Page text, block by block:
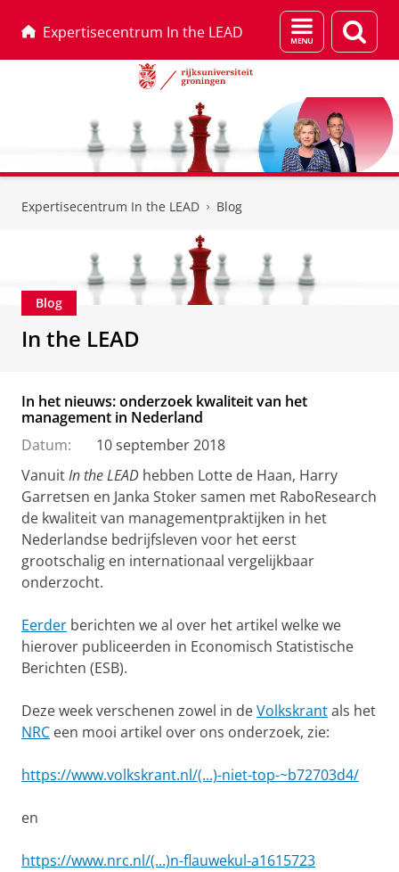
Expertisecentrum In the LEAD
Menu
en
Expertisecentrum In the LEAD Blog
Blog
In the LEAD
In het nieuws: onderzoek kwaliteit van het
management in Nederland
Datum:
10 september 2018
VanuitIn the LEAD hebben Lotte de Haan, Harry
Garretsen en Janka Stoker samen met RaboResearch
de kwaliteit van managementpraktijken in het
Nederlandse bedrijfsleven voor het eerst
grootschalig en internationaal vergelijkbaar
onderzocht.
Eerder berichten we al over het artikel welke we
hierover publiceerden in Economisch Statistische
Berichten (ESB).
Deze week verschenen zowel in deVolkskrantals het
NRC een mooi artikel over ons onderzoek, zie:
https://www.volkskrant.nl/(...)-niet-top-~b72703d4/
en
https://www.nrc.nl/(...)n-flauwekul-a1615723